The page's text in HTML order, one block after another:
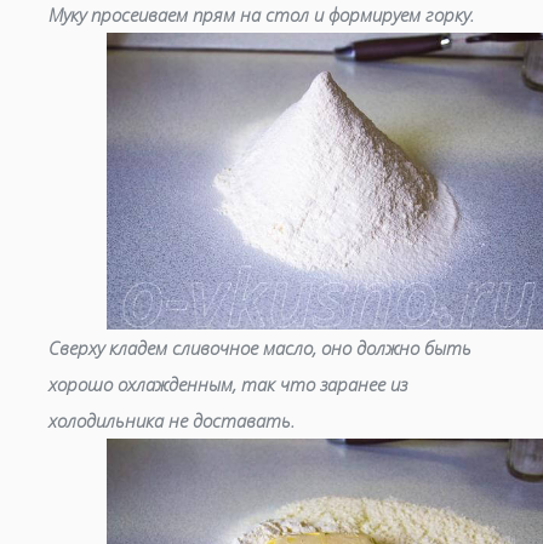
Муку просеиваем прям на стол и формируем горку.
Сверху кладем сливочное масло, оно должно быть
хорошо охлажденным, так что заранее из
холодильника не доставать.